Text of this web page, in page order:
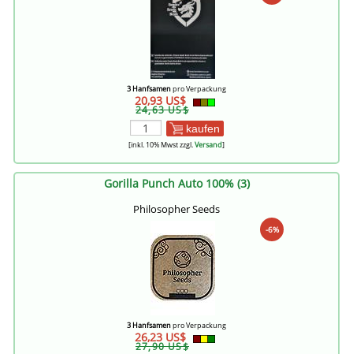
3 Hanfsamenpro Verpackung
20,93 US$
24,63 US$
kaufen
[inkl. 10% Mwst zzgl.Versand]
Gorilla Punch Auto 100% (3)
Philosopher Seeds
-6%
3 Hanfsamenpro Verpackung
26,23 US$
27,90 US$